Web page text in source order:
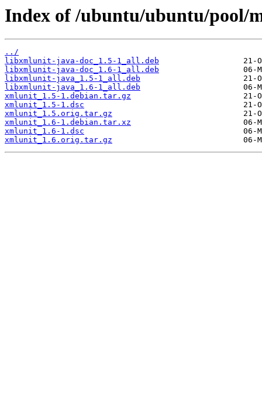
Index of /ubuntu/ubuntu/pool/
../
libxmlunit-java-doc_1.5-1_all.deb
libxmlunit-java-doc_1.6-1_all.deb
libxmlunit-java_1.5-1_all.deb
libxmlunit-java_1.6-1_all.deb
xmlunit_1.5-1.debian.tar.gz
xmlunit_1.5-1.dsc
xmlunit_1.5.orig.tar.gz
xmlunit_1.6-1.debian.tar.xz
xmlunit_1.6-1.dsc
xmlunit_1.6.orig.tar.gz